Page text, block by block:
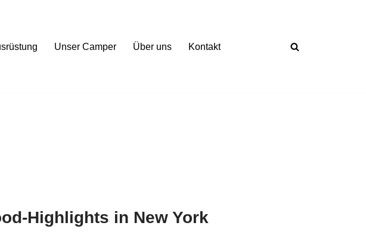
Unser Camper Über uns Kontakt
Highlights in New York